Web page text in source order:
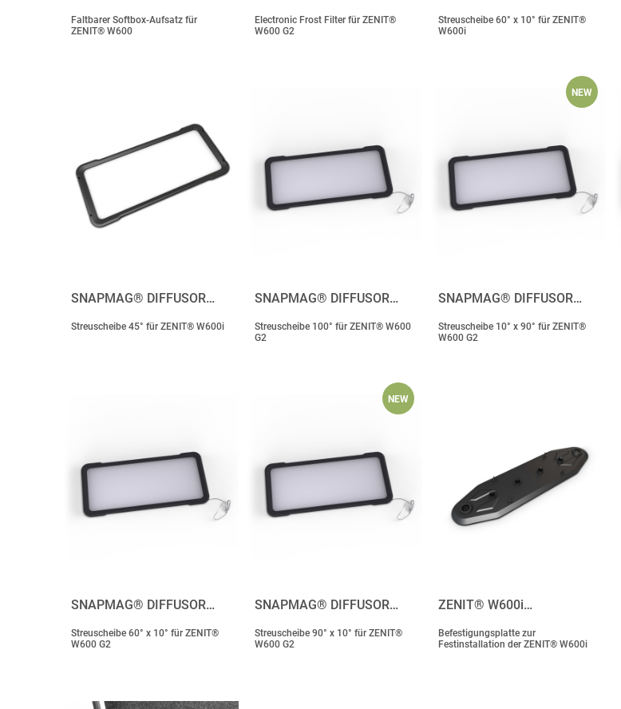
Faltbarer Softbox-Aufsatz für
ZENIT® W600
Electronic Frost Filter für ZENIT®
W600 G2
Streuscheibe 60° x 10° für ZENIT®
W600i
SNAPMAG® DIFFUSOR…
Streuscheibe 45° für ZENIT® W600i
SNAPMAG® DIFFUSOR…
Streuscheibe 100° für ZENIT® W600
G2
NEW
SNAPMAG® DIFFUSOR…
Streuscheibe 10° x 90° für ZENIT®
W600 G2
SNAPMAG® DIFFUSOR…
Streuscheibe 60° x 10° für ZENIT®
W600 G2
NEW
SNAPMAG® DIFFUSOR…
Streuscheibe 90° x 10° für ZENIT®
W600 G2
ZENIT® W600i…
Befestigungsplatte zur
Festinstallation der ZENIT® W600i